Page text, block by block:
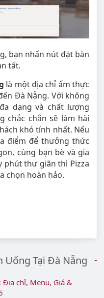
bạn nhấn nút đặt bàn
tất.
là một địa chỉ ẩm thực
Đà Nẵng. Với không
dạng và chất lượng
chắc chắn sẽ làm hài
khó tính nhất. Nếu
điểm để thưởng thức
cùng bạn bè và gia
thư giãn thì Pizza
chọn hoàn hảo.
Uống Tại Đà Nẵng
Địa chỉ, Menu, Giá &